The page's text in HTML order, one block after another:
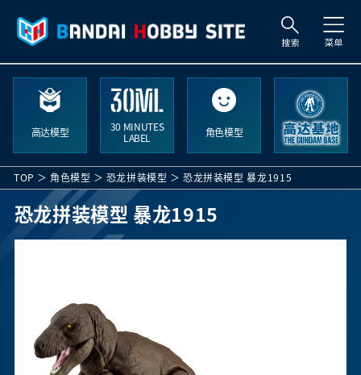
高达模型
30 MINUTES
LABEL
角色模型
TOP 角色模型 恐龙拼装模型 恐龙拼装模型 暴龙1915
恐龙拼装模型 暴龙1915